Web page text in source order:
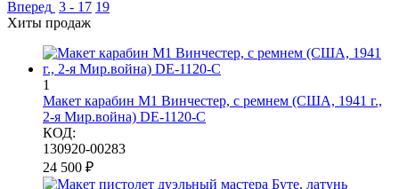
Вперед 3 - 17 19
Хиты продаж
1
Макет карабин М1 Винчестер, с ремнем (США, 1941 г.,
2-я Мир.война) DE-1120-C
КОД:
130920-00283
24 500 ₽